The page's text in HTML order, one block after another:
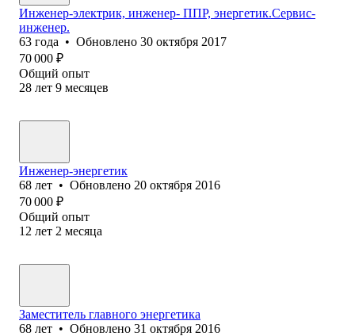
Инженер-электрик, инженер- ППР, энергетик.Сервис-
инженер.
63 года • Обновлено 30 октября 2017
70 000 ₽
Общий опыт
28 лет 9 месяцев
Инженер-энергетик
68 лет • Обновлено 20 октября 2016
70 000 ₽
Общий опыт
12 лет 2 месяца
Заместитель главного энергетика
68 лет • Обновлено 31 октября 2016